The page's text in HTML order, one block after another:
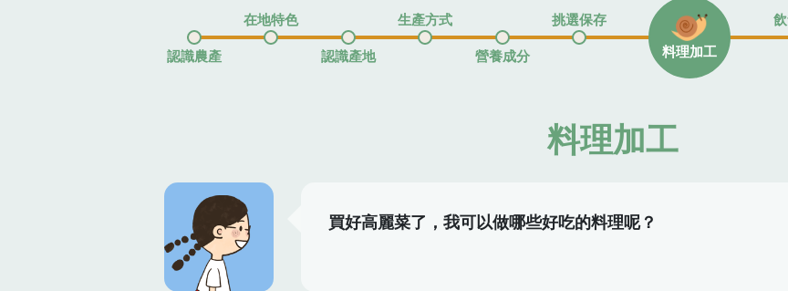
認識農產
在地特色
認識產地
生產方式
營養成分
挑選保存
料理加工
料理加工
買好高麗菜了，我可以做哪些好吃的料理呢？